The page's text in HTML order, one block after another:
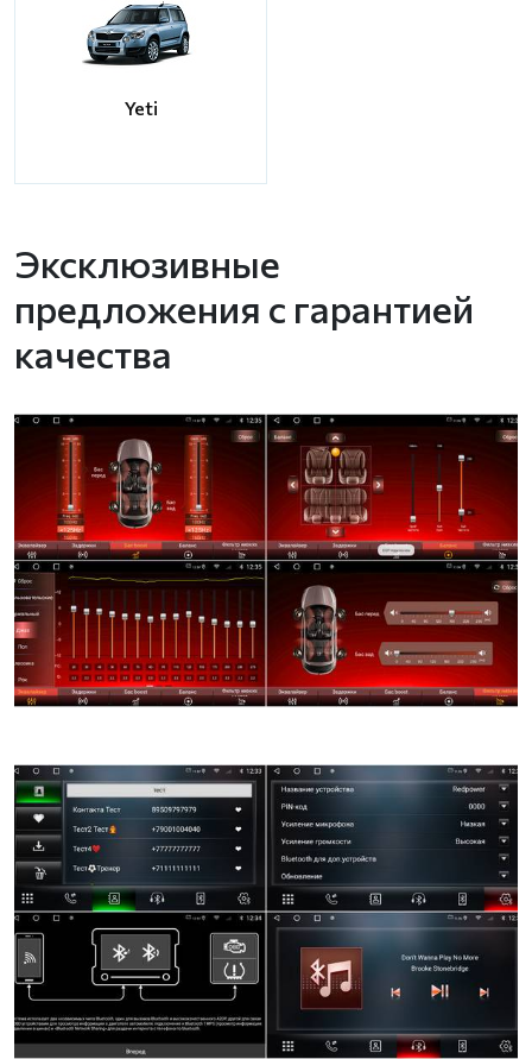
Yeti
Эксклюзивные
предложения с гарантией
качества